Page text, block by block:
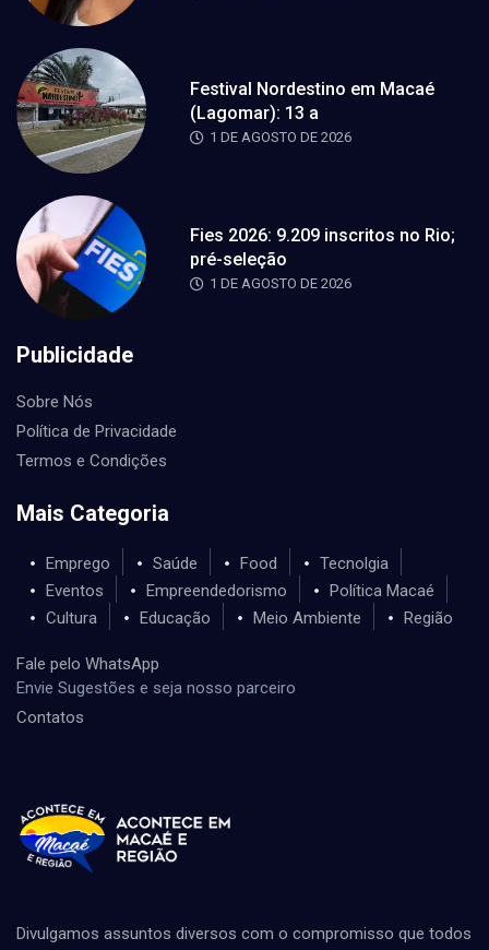
Festival Nordestino em Macaé
(Lagomar): 13 a
1 DE AGOSTO DE 2026
Fies 2026: 9.209 inscritos no Rio;
pré-seleção
1 DE AGOSTO DE 2026
Publicidade
Sobre Nós
Política de Privacidade
Termos e Condições
Mais Categoria
Emprego Saúde Food
Tecnolgia
Eventos
Empreendedorismo
Política Macaé
Cultura
Educação Meio Ambiente Região
Fale pelo WhatsApp
Envie Sugestões e seja nosso parceiro
Contatos
Divulgamos assuntos diversos com o compromisso que todos